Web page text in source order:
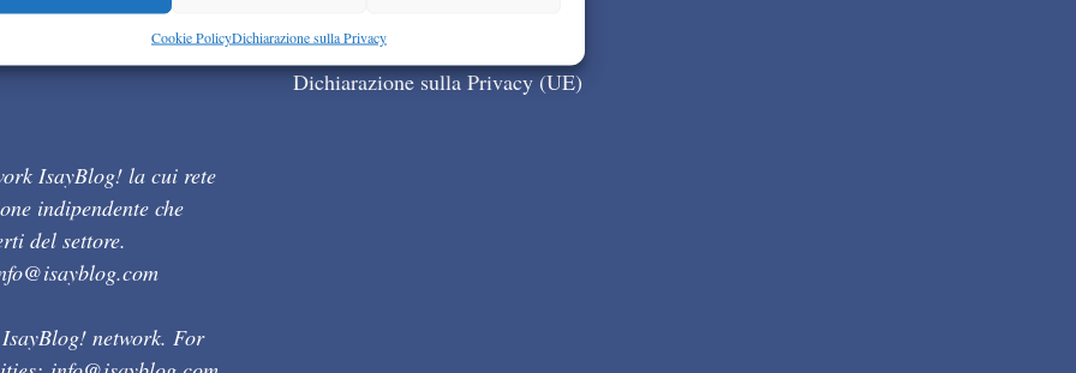
Cookie PolicyDichiarazione sulla Privacy
IsayBlog! la cui rete
indipendente che
del settore.
network. For
Cookie Policy (UE)
Dichiarazione sulla Privacy (UE)